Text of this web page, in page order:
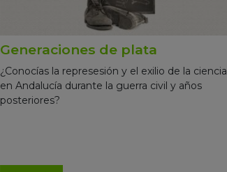
Generaciones de plata
¿Conocías la represesión y el exilio de la ciencia
en Andalucía durante la guerra civil y años
posteriores?